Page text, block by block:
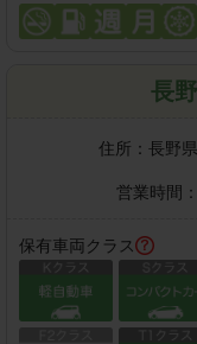
長
住所： 長野
営業時間：
保有車両クラス